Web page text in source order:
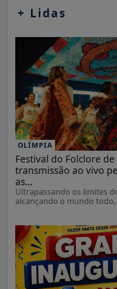
+ Lidas
OLÍMPIA
Festival do Folclore
transmissão ao vivo
as...
Ultrapassando os limites
alcançando o mundo todo,